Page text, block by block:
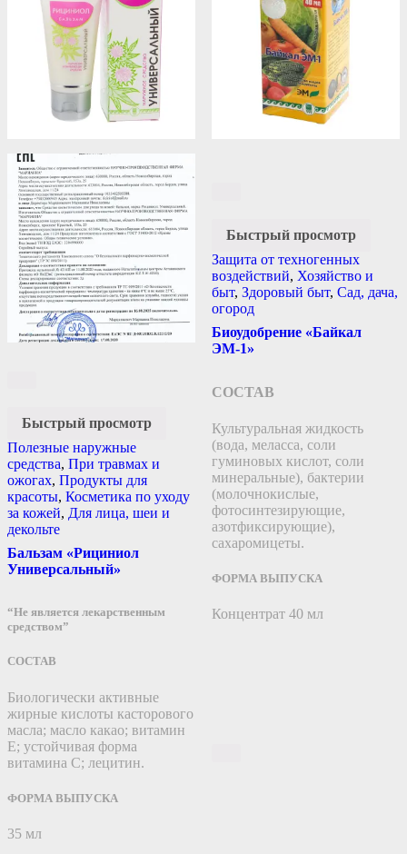
Быстрый просмотр
Полезные наружные
средства, При травмах и
ожогах, Продукты для
красоты, Косметика по уходу
за кожей, Для лица, шеи и
декольте
Бальзам «Рициниол
Универсальный»
“Не является лекарственным
средством”
СОСТАВ
Биологически активные
жирные кислоты касторового
масла; масло какао; витамин
Е; устойчивая форма
витамина С; лецитин.
ФОРМА ВЫПУСКА
35 мл
Быстрый просмотр
Защита от техногенных
воздействий, Хозяйство и
быт, Здоровый быт, Сад, дача,
огород
Биоудобрение «Байкал
ЭМ-1»
СОСТАВ
Культуральная жидкость
(вода, меласса, соли
гуминовых кислот, соли
минеральные), бактерии
(молочнокислые,
фотосинтезирующие,
азотфиксирующие),
сахаромицеты.
ФОРМА ВЫПУСКА
Концентрат 40 мл